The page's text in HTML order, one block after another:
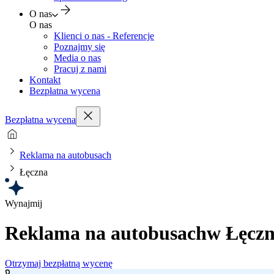
O nas
O nas
Klienci o nas - Referencje
Poznajmy się
Media o nas
Pracuj z nami
Kontakt
Bezpłatna wycena
Bezpłatna wycena
Reklama na autobusach
Łęczna
Wynajmij
Reklama na autobusachw
Otrzymaj bezpłatną wycenę